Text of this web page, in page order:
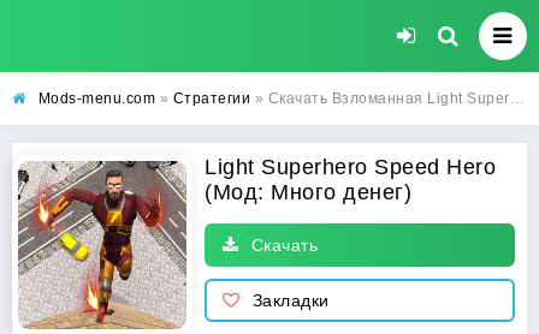
Mods-menu.com » Стратегии » Скачать Взломанная Light Superhero Speed Hero на Андроид (Много денег)
Light Superhero Speed Hero
(Мод: Много денег)
Скачать
Закладки